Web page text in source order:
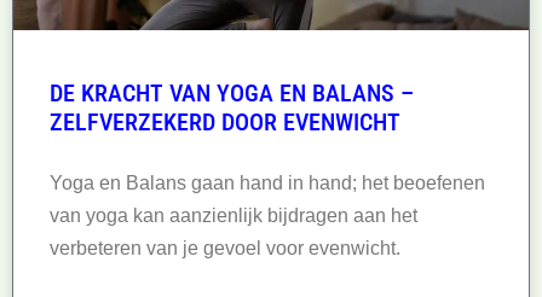
DE KRACHT VAN YOGA EN BALANS –
ZELFVERZEKERD DOOR EVENWICHT
Yoga en Balans gaan hand in hand; het beoefenen
van yoga kan aanzienlijk bijdragen aan het
verbeteren van je gevoel voor evenwicht.